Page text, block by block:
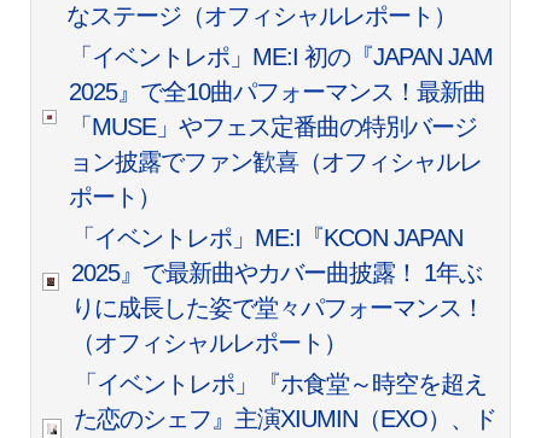
なステージ（オフィシャルレポート）
「イベントレポ」ME:I 初の『JAPAN JAM
2025』で全10曲パフォーマンス！最新曲
「MUSE」やフェス定番曲の特別バージ
ョン披露でファン歓喜（オフィシャルレ
ポート）
「イベントレポ」ME:I『KCON JAPAN
2025』で最新曲やカバー曲披露！ 1年ぶ
りに成長した姿で堂々パフォーマンス！
（オフィシャルレポート）
「イベントレポ」『ホ食堂～時空を超え
た恋のシェフ』主演XIUMIN（EXO）、ド